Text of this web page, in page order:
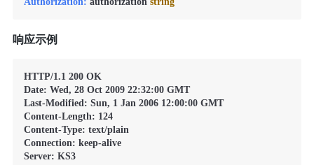
响应示例
HTTP/1.1 200 OK
Date: Wed, 28 Oct 2009 22:32:00 GMT
Last-Modified: Sun, 1 Jan 2006 12:00:00 GMT
Content-Length: 124
Content-Type: text/plain
Connection: keep-alive
Server: KS3